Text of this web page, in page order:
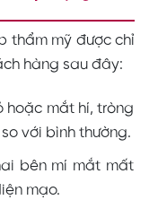
thẩm mỹ được chỉ
hàng sau đây:
hoặc mắt hí, tròng
với bình thường.
bên mí mắt mất
mạo.